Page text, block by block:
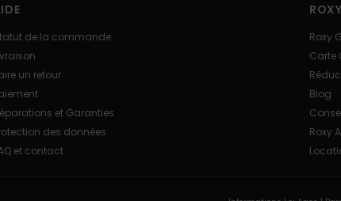
de la commande
un retour
et Garanties
des données
et contact
ROXY
Roxy
Carte
Blog
Roxy